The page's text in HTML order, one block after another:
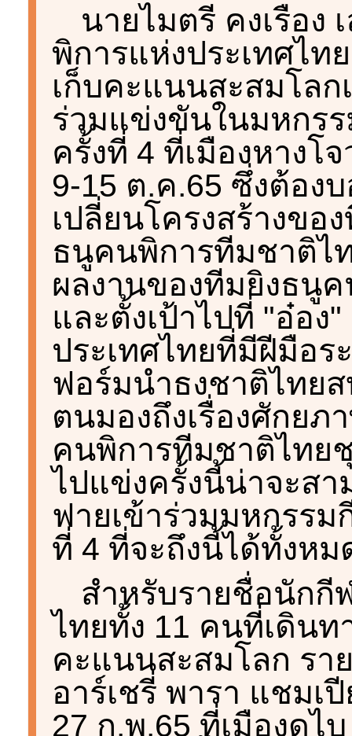
นายไมตรี คงเรือง
พิการแห่งประเทศไท
เก็บคะแนนสะสมโล
ร่วมแข่งขันในมหกรร
ครั้งที่ 4 ที่เมืองหางโ
9-15 ต.ค.65 ซึ่งต้อง
เปลี่ยนโครงสร้างขอ
ธนูคนพิการทีมชาติไ
ผลงานของทีมยิงธนู
และตั้งเป้าไปที่ "อ๋อ
ประเทศไทยที่มีฝีมือ
ฟอร์มนำธงชาติไทย
ตนมองถึงเรื่องศักยภ
คนพิการทีมชาติไทย
ไปแข่งครั้งนี้น่าจะส
ฟายเข้าร่วมมหกรรม
ที่ 4 ที่จะถึงนี้ได้ทั้งหม
สำหรับรายชื่อนัก
ไทยทั้ง 11 คนที่เดินท
คะแนนสะสมโลก รา
อาร์เชรี่ พารา แชมเ
27 ก.พ.65 ที่เมืองดูไ